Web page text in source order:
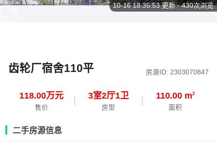
齿轮厂宿舍110平 房源ID: 2303070847
118.00万元
售价
3室2厅1卫
房型
110.00 m2
面积
10-16 18:35:53更新 · 430次浏览
二手房源信息